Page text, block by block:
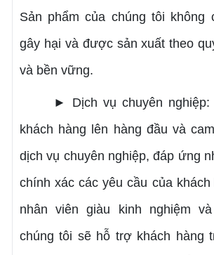
Sản phẩm của chúng tôi không
gây hại và được sản xuất theo
và bền vững.
► Dịch vụ chuyên nghiệp:
khách hàng lên hàng đầu và
dịch vụ chuyên nghiệp, đáp ứng
chính xác các yêu cầu của
nhân viên giàu kinh nghiệm
chúng tôi sẽ hỗ trợ khách hàng